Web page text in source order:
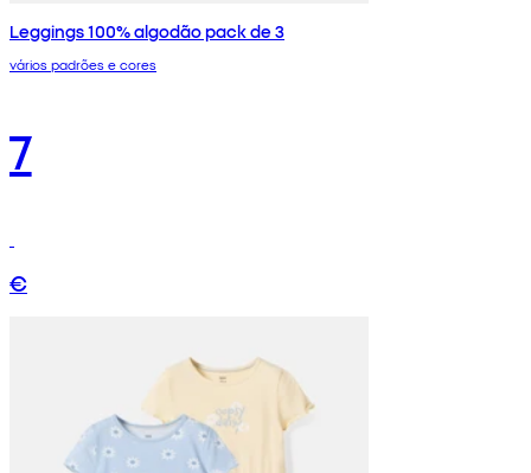
Leggings 100% algodão pack de 3
vários padrões e cores
7
€